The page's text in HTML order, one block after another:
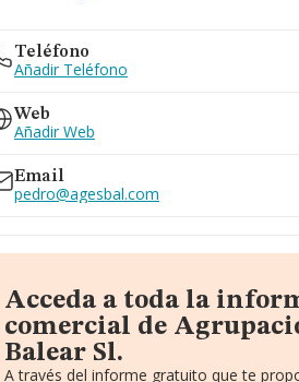
Teléfono
Añadir Teléfono
Web
Añadir Web
Email
pedro@agesbal.com
Acceda a toda la
comercial de
Balear Sl.
A través del informe gratuito que te